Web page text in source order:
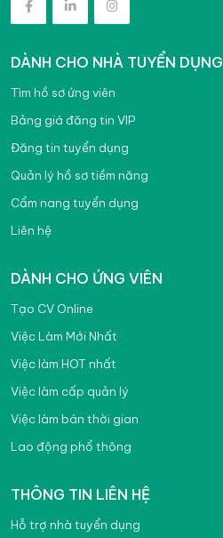
DÀNH CHO NHÀ TUYỂN DỤNG
Tìm hồ sơ ứng viên
Bảng giá đăng tin VIP
Đăng tin tuyển dụng
Quản lý hồ sơ tiềm năng
Cẩm nang tuyển dụng
Liên hệ
DÀNH CHO ỨNG VIÊN
Tạo CV Online
Việc Làm Mới Nhất
Việc làm HOT nhất
Việc làm cấp quản lý
Việc làm bán thời gian
Lao động phổ thông
THÔNG TIN LIÊN HỆ
Hỗ trợ nhà tuyển dụng